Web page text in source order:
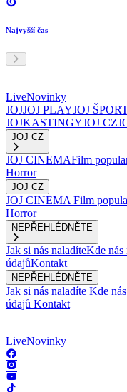
Najvyšší čas
LiveNovinky
JOJJOJ PLAYJOJ
JOJKASTINGYJOJ CZ
JOJ CZ
JOJ CINEMAFilm
Horror
JOJ CZ
JOJ CINEMA Film
Horror
NEPŘEHLÉDNĚTE
Jak si nás naladíteKde nás
údajůKontakt
NEPŘEHLÉDNĚTE
Jak si nás naladíte Kde
údajů Kontakt
LiveNovinky